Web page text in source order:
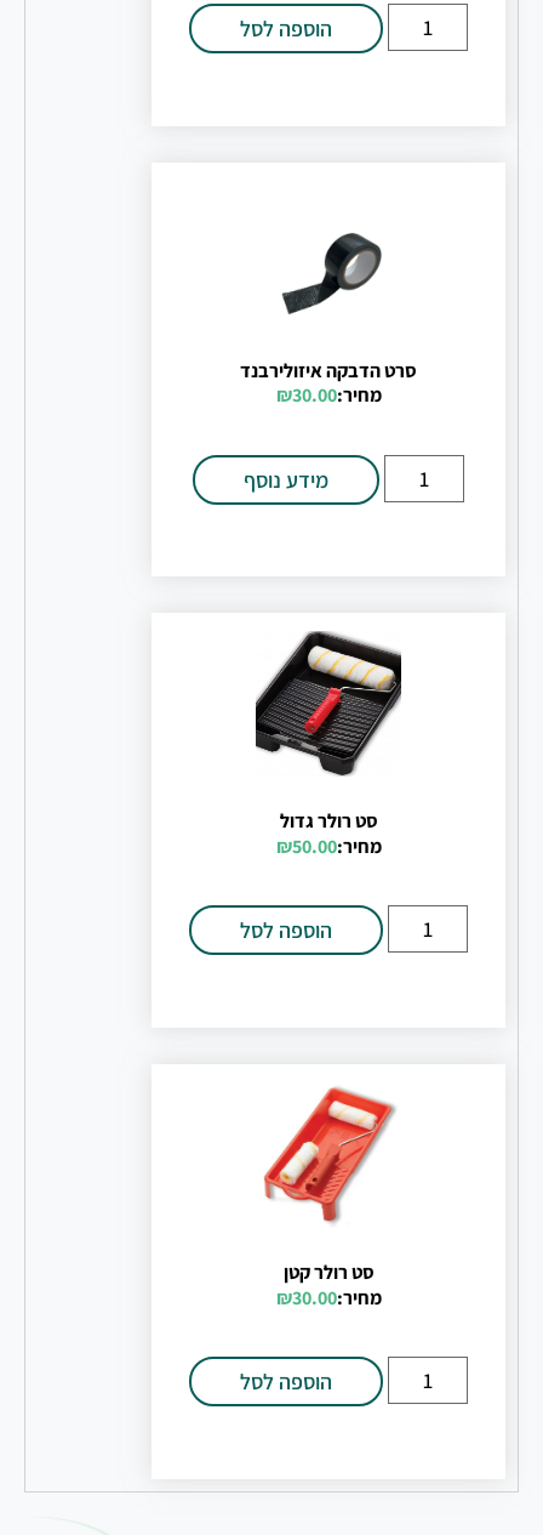
הוספה לסל
סרט הדבקה איזולירבנד
מחיר:
₪30.00
מידע נוסף
סט רולר גדול
מחיר:
₪50.00
הוספה לסל
סט רולר קטן
מחיר:
₪30.00
הוספה לסל